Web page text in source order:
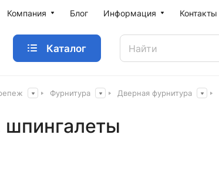
Компания Блог Информация Контакты
Каталог
Фурнитура Дверная фурнитура